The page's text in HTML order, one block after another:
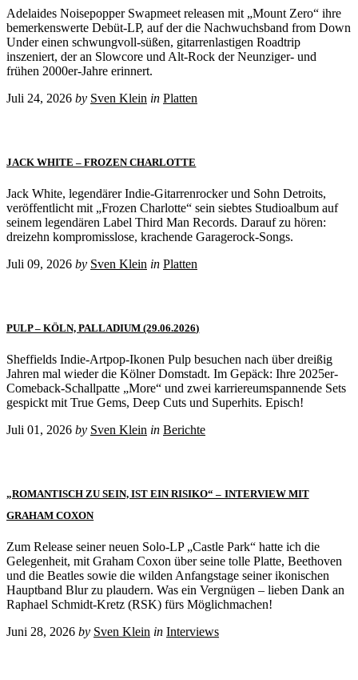
Adelaides Noisepopper Swapmeet releasen mit „Mount Zero“ ihre
bemerkenswerte Debüt-LP, auf der die Nachwuchsband from Down
Under einen schwungvoll-süßen, gitarrenlastigen Roadtrip
inszeniert, der an Slowcore und Alt-Rock der Neunziger- und
frühen 2000er-Jahre erinnert.
Juli 24, 2026 by Sven Klein in Platten
JACK WHITE – FROZEN CHARLOTTE
Jack White, legendärer Indie-Gitarrenrocker und Sohn Detroits,
veröffentlicht mit „Frozen Charlotte“ sein siebtes Studioalbum auf
seinem legendären Label Third Man Records. Darauf zu hören:
dreizehn kompromisslose, krachende Garagerock-Songs.
Juli 09, 2026 by Sven Klein in Platten
PULP – KÖLN, PALLADIUM (29.06.2026)
Sheffields Indie-Artpop-Ikonen Pulp besuchen nach über dreißig
Jahren mal wieder die Kölner Domstadt. Im Gepäck: Ihre 2025er-
Comeback-Schallpatte „More“ und zwei karriereumspannende Sets
gespickt mit True Gems, Deep Cuts und Superhits. Episch!
Juli 01, 2026 by Sven Klein in Berichte
„ROMANTISCH ZU SEIN, IST EIN RISIKO“ – INTERVIEW MIT
GRAHAM COXON
Zum Release seiner neuen Solo-LP „Castle Park“ hatte ich die
Gelegenheit, mit Graham Coxon über seine tolle Platte, Beethoven
und die Beatles sowie die wilden Anfangstage seiner ikonischen
Hauptband Blur zu plaudern. Was ein Vergnügen – lieben Dank an
Raphael Schmidt-Kretz (RSK) fürs Möglichmachen!
Juni 28, 2026 by Sven Klein in Interviews